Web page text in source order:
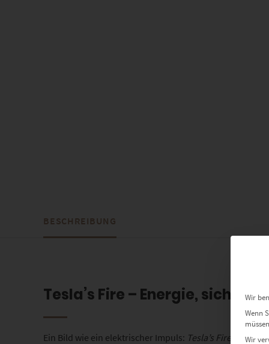
BESCHREIBUNG
Tesla’s Fire – Energie,
Ein Bild wie ein elektrischer Impuls: Tesla’s Fire
Wir
Wenn
Wir